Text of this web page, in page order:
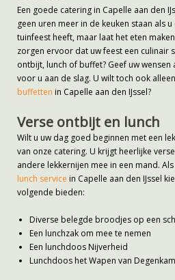
Een goede catering in Capelle aan den
geen uren meer in de keuken staan als u
tuinfeest heeft, maar laat het eten
zorgen ervoor dat uw feest een culinair
ontbijt, lunch of buffet? Geef uw
voor u aan de slag. U wilt toch ook
buffetten in Capelle aan den IJssel?
Verse ontbijt en lunch
Wilt u uw dag goed beginnen met een
van onze catering. U krijgt heerlijke
andere lekkernijen mee in een mand.
lunch service in Capelle aan den IJssel
volgende bieden:
Diverse belegde broodjes op een
Een lunchzak om mee te nemen
Een lunchdoos Nijverheid
Lunchdoos het Wapen van